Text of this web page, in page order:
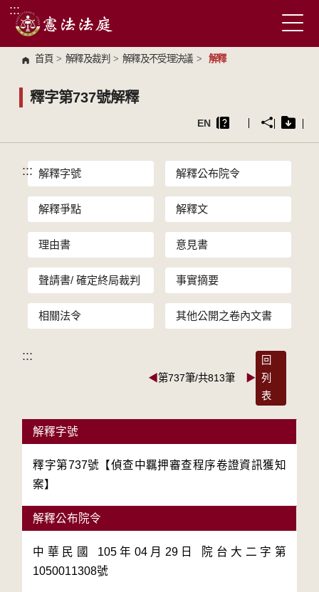
跳到主要內容區塊
:::
首頁 > 解釋及裁判 > 解釋及不受理決議 > 解釋
釋字第737號解釋
EN
::: 解釋字號 解釋公布院令
解釋爭點 解釋文
理由書 意見書
聲請書/ 確定終局裁判 事實摘要
相關法令 其他公開之卷內文書
:::
◀第737筆/共813筆 ▶
回
列
表
解釋字號
釋字第737號【偵查中羈押審查程序卷證資訊獲知
案】
解釋公布院令
中華民國 105年04月29日 院台大二字第
1050011308號